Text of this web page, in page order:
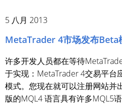
5 八月 2013
MetaTrader 4市场发布Beta
许多开发人员都在等待
于实现：MetaTrader 4交易平台
模式。您现在就可以注册网站并
版的MQL4 语言具有许多MQL5